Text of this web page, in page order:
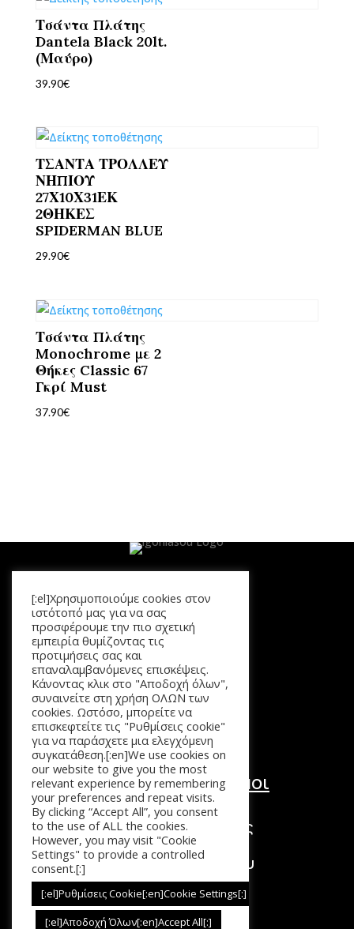
Τσάντα Πλάτης
Dantela Black 20lt.
(Μαύρο)
39.90€
ΤΣΑΝΤΑ ΤΡΟΛΛΕΥ
ΝΗΠΙΟΥ
27Χ10Χ31ΕΚ
2ΘΗΚΕΣ
SPIDERMAN BLUE
29.90€
Τσάντα Πλάτης
Monochrome με 2
Θήκες Classic 67
Γκρί Must
37.90€
Μενού
Αρχική
Προϊόντα
Καλάθι
Επικοινωνία
Χρήσιμοι Σύνδεσμοι
Τόποι Πληρωμής
Τρόποι Επιστροφής
Τρόποι Αποστολής
Πολιτική Απορρήτου
Όροι Χρήσης
[:el]Χρησιμοποιούμε cookies στον
ιστότοπό μας για να σας
προσφέρουμε την πιο σχετική
εμπειρία θυμίζοντας τις
προτιμήσεις σας και
επαναλαμβανόμενες επισκέψεις.
Κάνοντας κλικ στο "Αποδοχή όλων",
συναινείτε στη χρήση ΟΛΩΝ των
cookies. Ωστόσο, μπορείτε να
επισκεφτείτε τις "Ρυθμίσεις cookie"
για να παράσχετε μια ελεγχόμενη
συγκατάθεση.[:en]We use cookies on
our website to give you the most
relevant experience by remembering
your preferences and repeat visits.
By clicking “Accept All”, you consent
to the use of ALL the cookies.
However, you may visit "Cookie
Settings" to provide a controlled
consent.[:]
[:el]Ρυθμίσεις Cookie[:en]Cookie Settings[:]
[:el]Αποδοχή Όλων[:en]Accept All[:]